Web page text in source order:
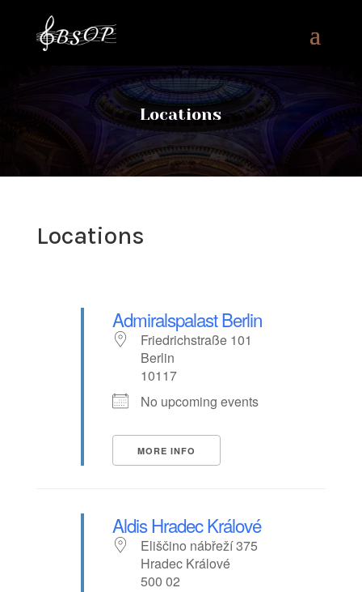
Locations
Locations
Admiralspalast Berlin
Friedrichstraße 101
Berlin
10117
No upcoming events
MORE INFO
Aldis Hradec Králové
Eliščino nábřeží 375
Hradec Králové
500 02